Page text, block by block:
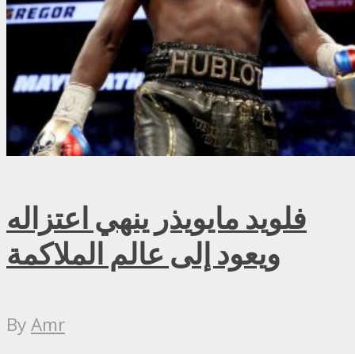
فلويد مايويذر ينهي اعتزاله
ويعود إلى عالم الملاكمة
ByAmr